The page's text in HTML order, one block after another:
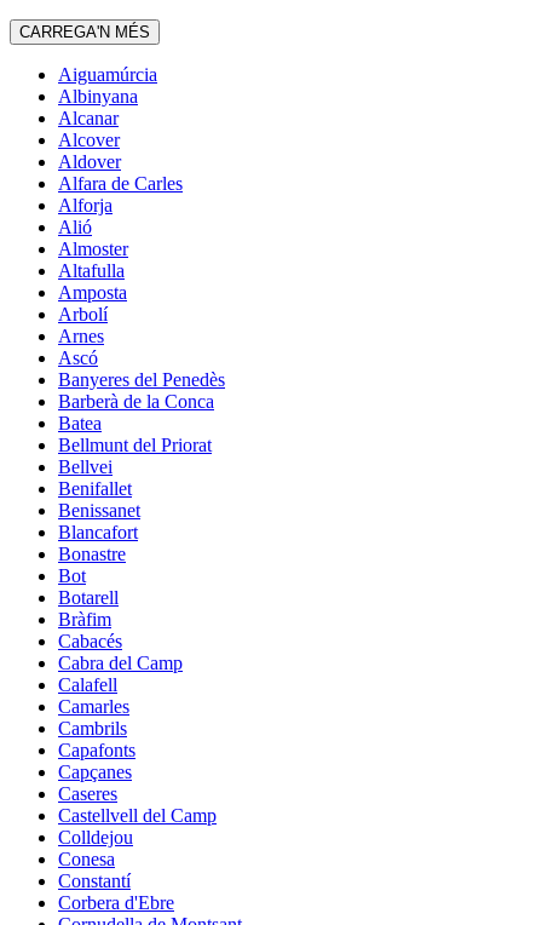
CARREGA'N MÉS
Aiguamúrcia
Albinyana
Alcanar
Alcover
Aldover
Alfara de Carles
Alforja
Alió
Almoster
Altafulla
Amposta
Arbolí
Arnes
Ascó
Banyeres del Penedès
Barberà de la Conca
Batea
Bellmunt del Priorat
Bellvei
Benifallet
Benissanet
Blancafort
Bonastre
Bot
Botarell
Bràfim
Cabacés
Cabra del Camp
Calafell
Camarles
Cambrils
Capafonts
Capçanes
Caseres
Castellvell del Camp
Colldejou
Conesa
Constantí
Corbera d'Ebre